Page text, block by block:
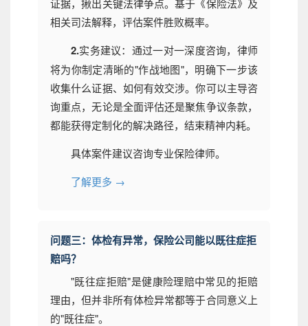
证据，揪出关键法律争点。基于《保险法》及
相关司法解释，评估案件胜败概率。
2.实务建议：通过一对一深度咨询，律师
将为你制定清晰的"作战地图"，明确下一步该
收集什么证据、如何有效交涉。你可以主导咨
询重点，无论是全面评估还是聚焦争议条款，
都能获得定制化的解决路径，结束精神内耗。
具体案件建议咨询专业保险律师。
了解更多 →
问题三：体检有异常，保险公司能以既往症拒
赔吗？
"既往症拒赔"是健康险理赔中常见的拒赔
理由，但并非所有体检异常都等于合同意义上
的"既往症"。